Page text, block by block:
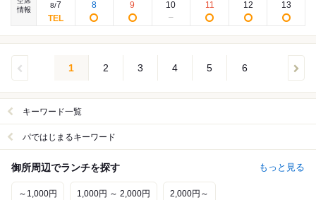
情報
8/7 8 9 10 11 12 13
1 2 3 4 5 6
キーワード一覧
パではじまるキーワード
御所周辺でランチを探す もっと見る
～1,000円 1,000円 ～ 2,000円 2,000円～